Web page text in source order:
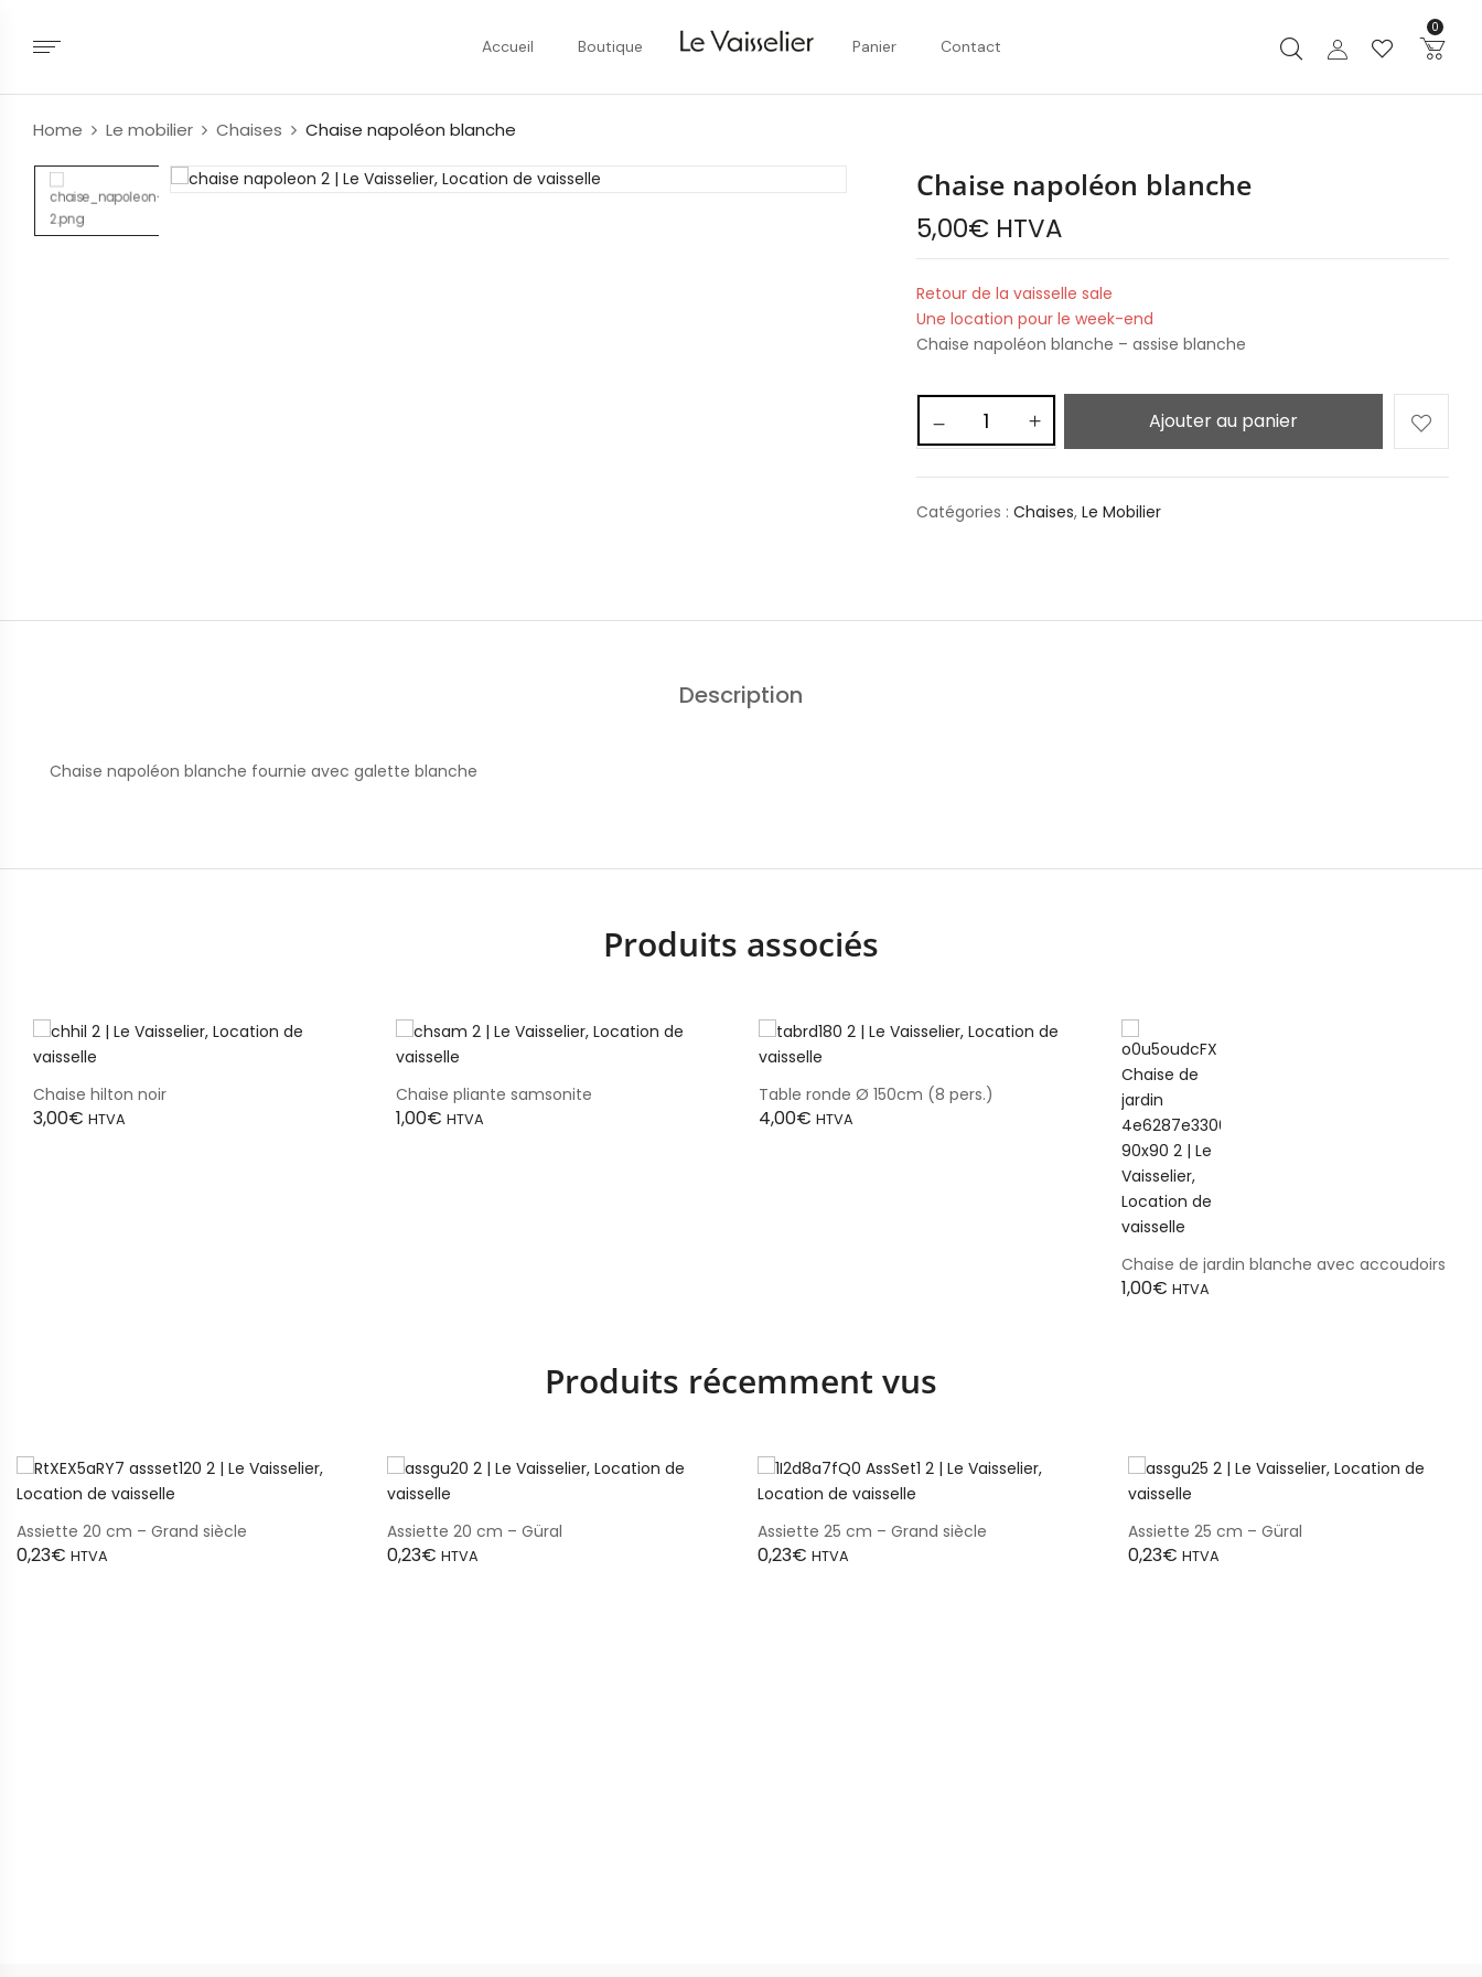
Accueil Boutique Panier Contact
0
Home Le mobilier Chaises Chaise napoléon blanche
Chaise napoléon blanche
5,00€ HTVA
Retour de la vaisselle sale
Une location pour le week-end
Chaise napoléon blanche – assise blanche
Ajouter au panier
Catégories :Chaises,Le Mobilier
Description
Chaise napoléon blanche fournie avec galette blanche
Produits associés
Chaise hilton noir
3,00€ HTVA
Chaise pliante samsonite
1,00€ HTVA
Table ronde Ø 150cm (8 pers.)
4,00€ HTVA
Chaise de jardin blanche avec accoudoirs
1,00€ HTVA
Produits récemment vus
Assiette 20 cm – Grand siècle
0,23€ HTVA
Assiette 20 cm – Güral
0,23€ HTVA
Assiette 25 cm – Grand siècle
0,23€ HTVA
Assiette 25 cm – Güral
0,23€ HTVA